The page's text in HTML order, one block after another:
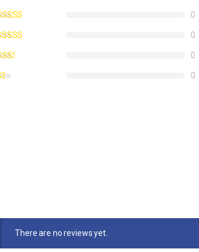
0
0
0
0
There are no reviews yet.